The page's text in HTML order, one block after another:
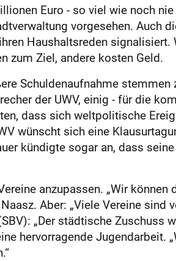
Euro - so viel wie noch
vorgesehen. Auch
Haushaltsreden
zum Ziel, andere kosten Geld.
Schuldenaufnahme stemmen
der UWV, einig - für die
dass sich weltpolitische
wünscht sich eine
kündigte sogar an, dass
anzupassen. „Wir
Aber: „Viele Vereine sind
„Der städtische Zuschuss
hervorragende Jugendarbeit.